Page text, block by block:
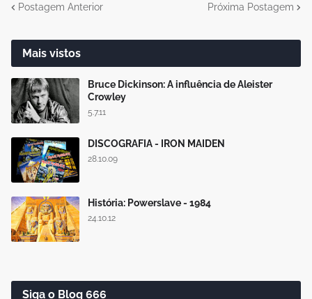
Postagem Anterior Próxima Postagem
Mais vistos
Bruce Dickinson: A influência de Aleister
Crowley
5.7.11
DISCOGRAFIA - IRON MAIDEN
28.10.09
História: Powerslave - 1984
24.10.12
Siga o Blog 666